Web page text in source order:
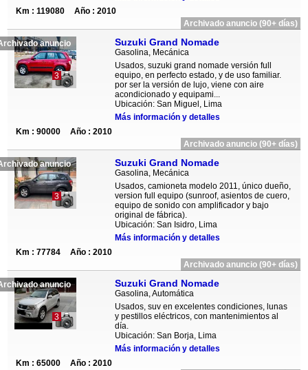
Km : 119080
Año : 2010
Archivado anuncio (90+ días)
anuncio
3
Suzuki Grand Nomade
Gasolina, Mecánica
Usados, suzuki grand nomade versión full
equipo, en perfecto estado, y de uso familiar.
por ser la versión de lujo, viene con aire
acondicionado y equipami...
Ubicación: San Miguel, Lima
Más información y detalles
Km : 90000
Año : 2010
Archivado anuncio (90+ días)
anuncio
3
Suzuki Grand Nomade
Gasolina, Mecánica
Usados, camioneta modelo 2011, único dueño,
version full equipo (sunroof, asientos de cuero,
equipo de sonido con amplificador y bajo
original de fábrica).
Ubicación: San Isidro, Lima
Más información y detalles
Km : 77784
Año : 2010
Archivado anuncio (90+ días)
anuncio
3
Suzuki Grand Nomade
Gasolina, Automática
Usados, suv en excelentes condiciones, lunas
y pestillos eléctricos, con mantenimientos al
día.
Ubicación: San Borja, Lima
Más información y detalles
Km : 65000
Año : 2010